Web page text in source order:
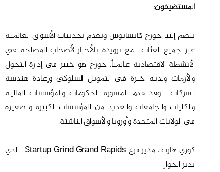
المستضيفون:
ينضم إلينا جورج كاتسانوس ويقدم تحديثات الأسواق العالمية
عبر جميع الفئات ، مع تزويده بالأخبار لأصحاب المصلحة في
الأنشطة الاقتصادية عالمياً. جورج هو خبير في إدارة التحول
والأزمات ولديه خبرة في التمويل السلوكي وإعادة هندسة
الشركات ، وقد قدم المشورة للحكومات والمؤسسات المالية
والكليات والجامعات والعديد من المؤسسات الكبيرة والصغيرة
في الولايات المتحدة وأوروبا والأسواق الناشئة.
كوري هارت ، مدير فرع Startup Grind Grand Rapids ، الذي
يدير الحوار.